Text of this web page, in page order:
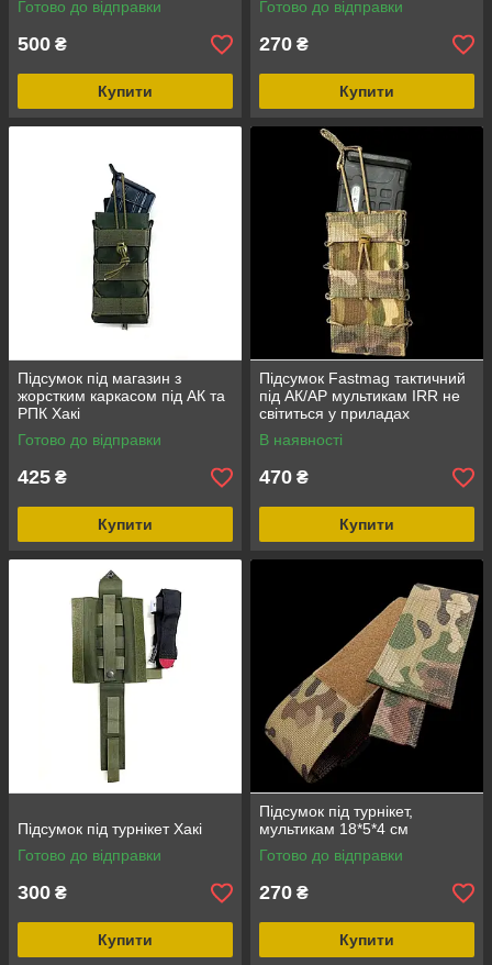
Готово до відправки
500 ₴
Купити
Готово до відправки
270 ₴
Купити
Підсумок під магазин з
жорстким каркасом під АК та
РПК Хакі
Готово до відправки
425 ₴
Купити
Підсумок Fastmag тактичний
під АК/АР мультикам IRR не
світиться у приладах
кріпиться на моллі Cordura
поліамід
В наявності
470 ₴
Купити
Підсумок під турнікет Хакі
Готово до відправки
300 ₴
Купити
Підсумок під турнікет,
мультикам 18*5*4 см
Готово до відправки
270 ₴
Купити